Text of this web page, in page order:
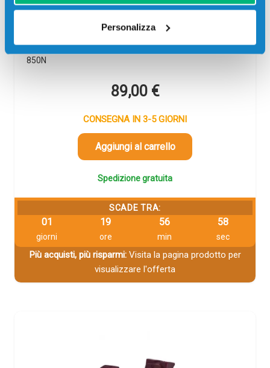
Personalizza
Codice:16182800.C
Cartuccia compatibile Xerox 16182800 CIANO 2366
850N
89,00 €
CONSEGNA IN 3-5 GIORNI
Aggiungi al carrello
Spedizione gratuita
SCADE TRA:
01
giorni
19
ore
56
min
58
sec
Più acquisti, più risparmi:Visita la pagina prodotto per
visualizzare l'offerta